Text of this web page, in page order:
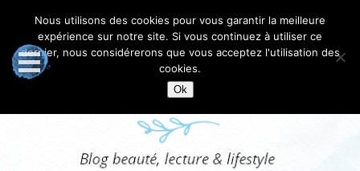
Nous utilisons des cookies pour vous garantir la meilleure
expérience sur notre site. Si vous continuez à utiliser ce
dernier, nous considérerons que vous acceptez l'utilisation des
cookies.
Ok